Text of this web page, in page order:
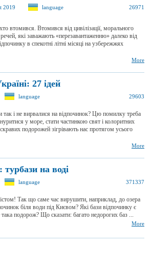
2019 language 26971
втомився. Втомився від цивілізації, морального
які заважають «перезавантаженню» далеко від
в спекотні літні місяці на узбережжях
More
27 ідей
language 29603
так і не вирвалися на відпочинок? Цю помилку треба
у море, стати частинкою свят і колоритних
подорожей зігрівають нас протягом усього
More
турбази на воді
language 371337
Так що саме час вирушити, наприклад, до озера
біля води під Києвом? Які бази відпочинку є
подорож? Що сказати: багато недорогих баз ...
More